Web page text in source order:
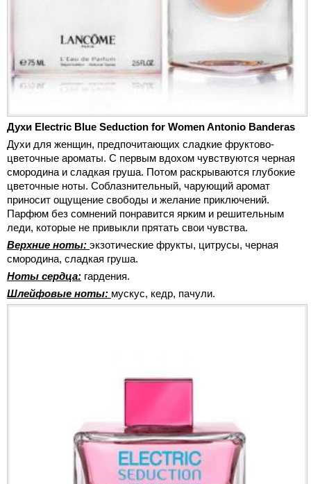
Духи Electric Blue Seduction for Women Antonio Banderas
Духи для женщин, предпочитающих сладкие фруктово-
цветочные ароматы. С первым вдохом чувствуются черная
смородина и сладкая груша. Потом раскрываются глубокие
цветочные ноты. Соблазнительный, чарующий аромат
приносит ощущение свободы и желание приключений.
Парфюм без сомнений понравится ярким и решительным
леди, которые не привыкли прятать свои чувства.
Верхние ноты: экзотические фрукты, цитрусы, черная
смородина, сладкая груша.
Ноты сердца: гардения.
Шлейфовые ноты: мускус, кедр, пачули.